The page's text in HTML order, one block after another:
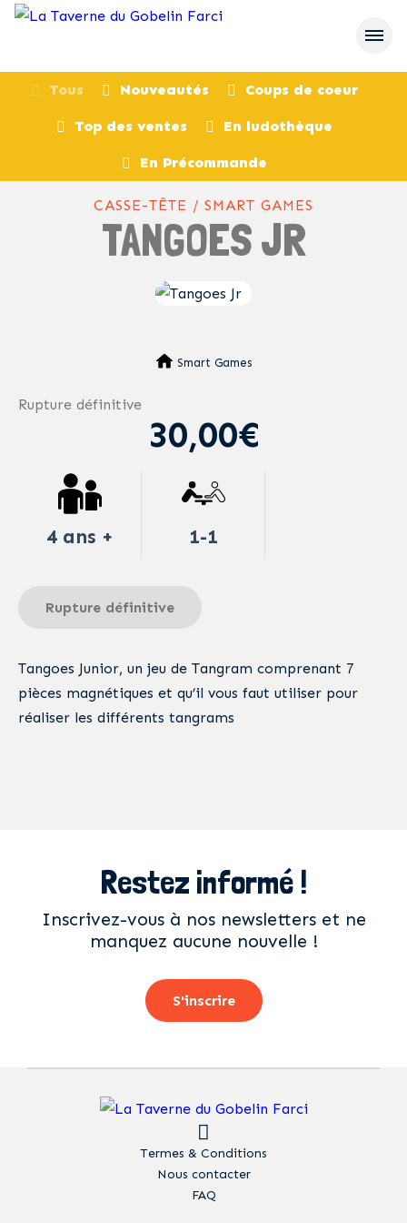
Tous Nouveautés Coups de coeur
Top des ventes En ludothèque
En Précommande
CASSE-TÊTE / SMART GAMES
TANGOES JR
Smart Games
Rupture définitive
30,00€
4 ans + 1-1
Rupture définitive
Tangoes Junior, un jeu de Tangram comprenant 7
pièces magnétiques et qu’il vous faut utiliser pour
réaliser les différents tangrams
Restez informé !
Inscrivez-vous à nos newsletters et ne
manquez aucune nouvelle !
S'inscrire
Termes & Conditions
Nous contacter
FAQ